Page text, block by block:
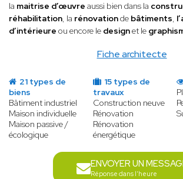
Fiche architecte
la maitrise d’œuvre aussi bien dans la
réhabilitation, la rénovationde bâtiments,
d’intérieure ou encore le designet le
21 types de
biens
Bâtiment industriel
Maison individuelle
Maison passive /
écologique
15 types de
travaux
Construction neuve
Rénovation
Rénovation
énergétique
ENVOYER UN
Réponse dans l'heure